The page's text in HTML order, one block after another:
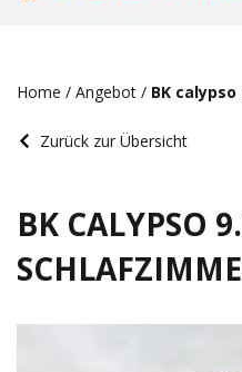
Home / Angebot / BK
Zurück zur Übersicht
BK CALYPSO